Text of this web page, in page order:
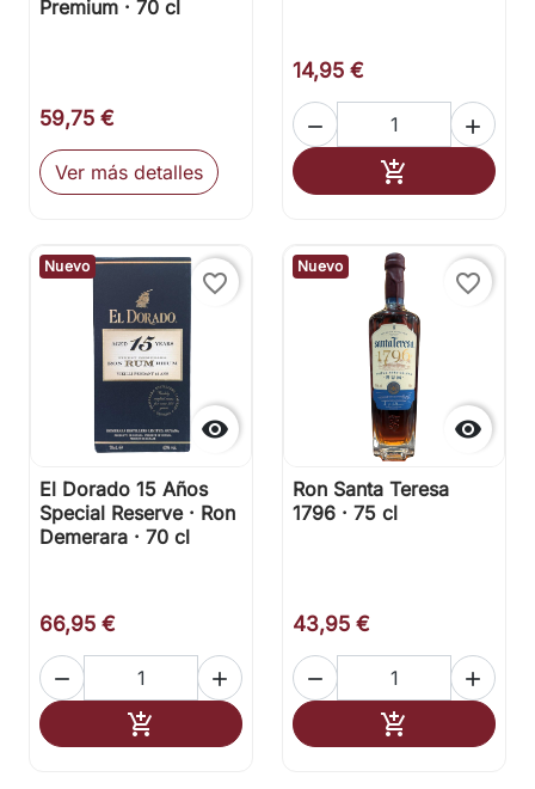
Premium · 70 cl
59,75 €
Ver más detalles
14,95 €
 
 Añadir al
Nuevo

favorite_border
El Dorado 15 Años
Special Reserve · Ron
Demerara · 70 cl
66,95 €
 
 Añadir al carrito
Nuevo

favorite_border
Ron Santa Teresa
1796 · 75 cl
43,95 €
 
 Añadir al